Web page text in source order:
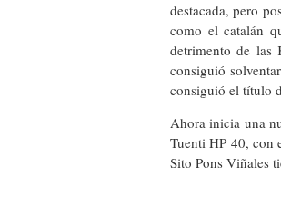
destacada, pero
como el catalán
detrimento de las
consiguió
consiguió el título
Ahora inicia una
Tuenti HP 40, con
Sito Pons Viñales